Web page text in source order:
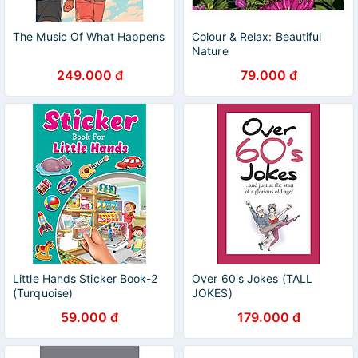
The Music Of What Happens
249.000 đ
Colour & Relax: Beautiful
Nature
79.000 đ
Little Hands Sticker Book-2
(Turquoise)
59.000 đ
Over 60's Jokes (TALL
JOKES)
179.000 đ